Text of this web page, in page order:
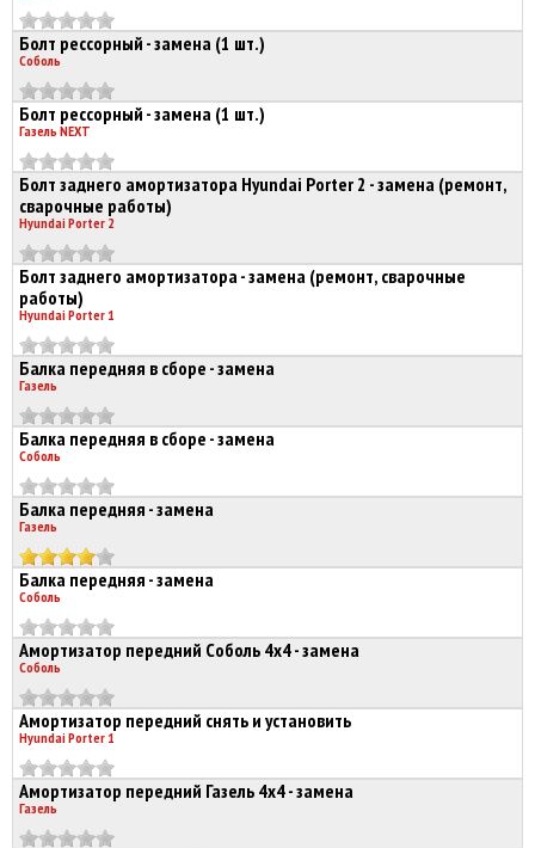
Болт рессорный - замена (1 шт.)
Соболь
Болт рессорный - замена (1 шт.)
Газель NEXT
Болт заднего амортизатора Hyundai Porter 2 - замена (ремонт,
сварочные работы)
Hyundai Porter 2
Болт заднего амортизатора - замена (ремонт, сварочные
работы)
Hyundai Porter 1
Балка передняя в сборе - замена
Газель
Балка передняя в сборе - замена
Соболь
Балка передняя - замена
Газель
Балка передняя - замена
Соболь
Амортизатор передний Соболь 4х4 - замена
Соболь
Амортизатор передний снять и установить
Hyundai Porter 1
Амортизатор передний Газель 4х4 - замена
Газель